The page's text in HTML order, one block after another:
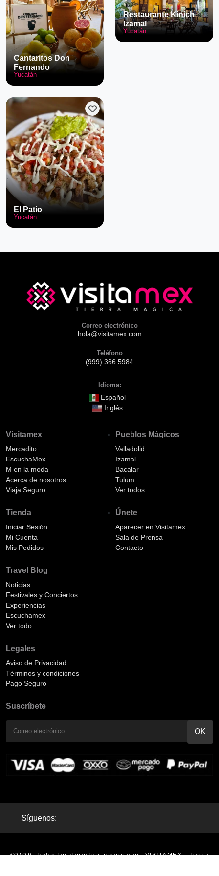
Cantaritos Don
Fernando
Yucatán
Restaurante Kinich
Izamal
Yucatán
favorite
El Patio
Yucatán
Correo electrónico
hola@visitamex.com
Teléfono
(999) 366 5984
Idioma:
Español
Inglés
Visitamex
Mercadito
EscuchaMex
M en la moda
Acerca de nosotros
Viaja Seguro
Tienda
Iniciar Sesión
Mi Cuenta
Mis Pedidos
Pueblos Mágicos
Valladolid
Izamal
Bacalar
Tulum
Ver todos
Únete
Aparecer en Visitamex
Sala de Prensa
Contacto
Travel Blog
Noticias
Festivales y Conciertos
Experiencias
Escuchamex
Ver todo
Legales
Aviso de Privacidad
Términos y condiciones
Pago Seguro
Suscríbete
Síguenos:
©2026. Todos los derechos reservados. VISITAMEX - Tierra